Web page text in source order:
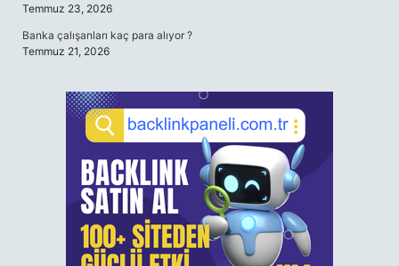
Temmuz 23, 2026
Banka çalışanları kaç para alıyor ?
Temmuz 21, 2026